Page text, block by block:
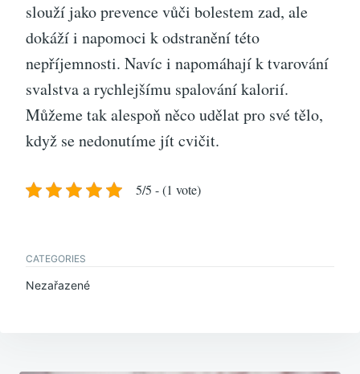
slouží jako prevence vůči bolestem zad, ale
dokáží i napomoci k odstranění této
nepříjemnosti. Navíc i napomáhají k tvarování
svalstva a rychlejšímu spalování kalorií.
Můžeme tak alespoň něco udělat pro své tělo,
když se nedonutíme jít cvičit.
5/5 - (1 vote)
CATEGORIES
Nezařazené